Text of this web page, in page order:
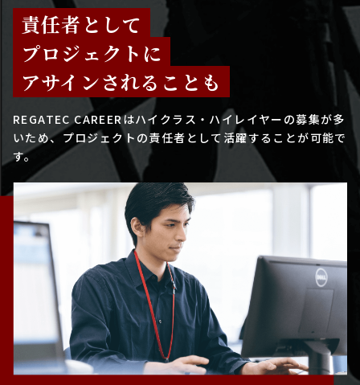
責任者として
プロジェクトに
アサインされることも
REGATEC CAREERはハイクラス・ハイレイヤーの募集が多
いため、プロジェクトの責任者として活躍することが可能で
す。